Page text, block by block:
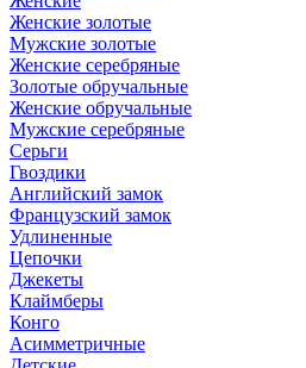
Женские золотые
Мужские золотые
Женские серебряные
Золотые обручальные
Женские обручальные
Мужские серебряные
Серьги
Гвоздики
Английский замок
Французский замок
Удлиненные
Цепочки
Джекеты
Клаймберы
Конго
Асимметричные